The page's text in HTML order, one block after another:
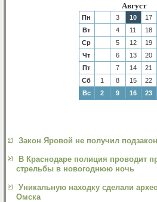
Август
Пн 3 10 17
Вт
4 11 18
Ср
5 12 19
Чт
6 13 20
Пт
7 14 21
Сб
1 8 15 22
Вс
2 9 16 23
Закон Яровой не получил
В Краснодаре полиция проводит
стрельбы в новогоднюю ночь
Уникальную находку сделали
Омска